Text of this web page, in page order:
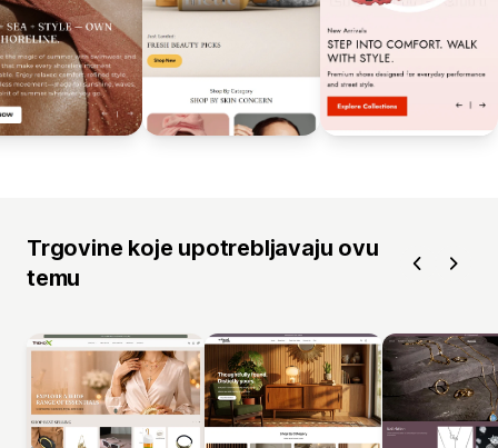
Trgovine koje upotrebljavaju ovu
temu